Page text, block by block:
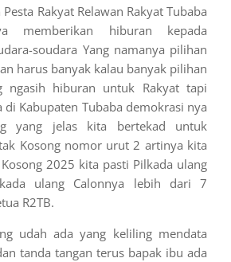
Rakyat Relawan Rakyat Tubaba
memberikan hiburan kepada
soudara Yang namanya pilihan
harus banyak kalau banyak pilihan
ngasih hiburan untuk Rakyat tapi
Kabupaten Tubaba demokrasi nya
yang jelas kita bertekad untuk
Kosong nomor urut 2 artinya kita
2025 kita pasti Pilkada ulang
ulang Calonnya lebih dari 7
R2TB.
udah ada yang keliling mendata
tanda tangan terus bapak ibu ada